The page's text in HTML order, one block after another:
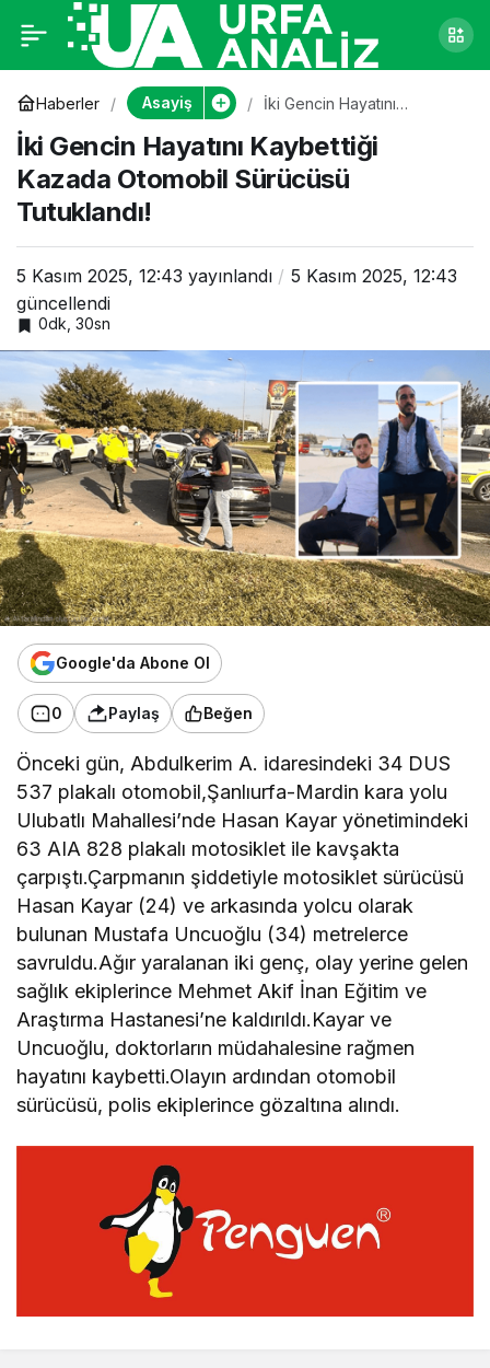
Haberler Asayiş
İki Gencin Hayatını
Otomobil Sürücüsü
Tutuklandı!
İki Gencin Hayatını Kaybettiği
Kazada Otomobil Sürücüsü
Tutuklandı!
5 Kasım 2025, 12:43 yayınlandı
5 Kasım 2025, 12:43
güncellendi
0dk, 30sn
Google'da Abone Ol
0 Paylaş Beğen
Önceki gün, Abdulkerim A. idaresindeki 34 DUS
537 plakalı otomobil,Şanlıurfa-Mardin kara yolu
Ulubatlı Mahallesi’nde Hasan Kayar yönetimindeki
63 AIA 828 plakalı motosiklet ile kavşakta
çarpıştı.Çarpmanın şiddetiyle motosiklet sürücüsü
Hasan Kayar (24) ve arkasında yolcu olarak
bulunan Mustafa Uncuoğlu (34) metrelerce
savruldu.Ağır yaralanan iki genç, olay yerine gelen
sağlık ekiplerince Mehmet Akif İnan Eğitim ve
Araştırma Hastanesi’ne kaldırıldı.Kayar ve
Uncuoğlu, doktorların müdahalesine rağmen
hayatını kaybetti.Olayın ardından otomobil
sürücüsü, polis ekiplerince gözaltına alındı.
İki Gencin Hayatını
Kaybettiği Kazada
Otomobil Sürücüsü
Tutuklandı!
0